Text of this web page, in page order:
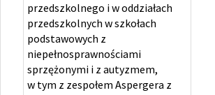
przedszkolnego i w oddziałach
przedszkolnych w szkołach
podstawowych z
niepełnosprawnościami
sprzężonymi i z autyzmem,
w tym z zespołem Aspergera z